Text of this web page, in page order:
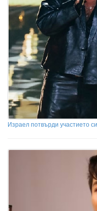
Израел потвърди участието